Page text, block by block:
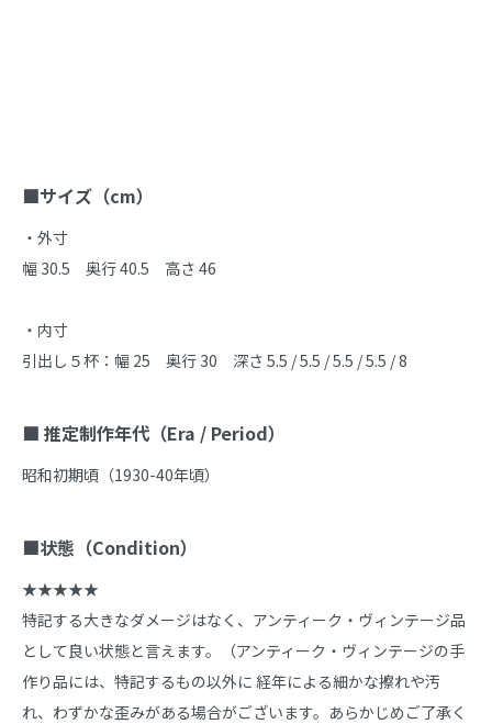
■サイズ（cm）
・外寸
幅 30.5　奥行 40.5　高さ 46
・内寸
引出し５杯：幅 25　奥行 30　深さ 5.5 / 5.5 / 5.5 / 5.5 / 8
■ 推定制作年代（Era / Period）
昭和初期頃（1930-40年頃）
■状態（Condition）
★★★★★
特記する大きなダメージはなく、アンティーク・ヴィンテージ品
として良い状態と言えます。（アンティーク・ヴィンテージの手
作り品には、特記するもの以外に 経年による細かな擦れや汚
れ、わずかな歪みがある場合がございます。あらかじめご了承く